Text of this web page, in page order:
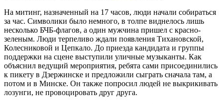
На митинг, назначенный на 17 часов, люди начали собираться
за час. Символики было немного, в толпе виднелось лишь
несколько БЧБ-флагов, а один мужчина пришел с красно-
зеленым. Люди терпеливо ждали появления Тихановской,
Колесниковой и Цепкало. До приезда кандидата и группы
поддержки на сцене выступили уличные музыканты. Как
объяснил ведущий мероприятия, ребята сами присоединились
к пикету в Дзержинске и предложили сыграть сначала там, а
потом и в Минске. Он также попросил людей не выкрикивать
лозунги, не провоцировать друг друга.